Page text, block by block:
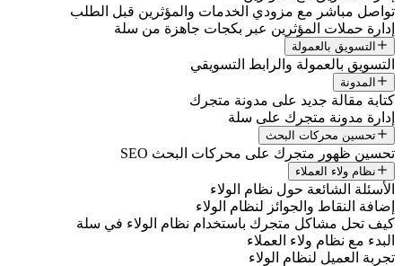
تواصل مباشر مع مزودي الخدمات والمؤثرين قبل الطلب
إدارة حملات المؤثرين عبر بكجات جاهزة من سلة
التسويق بالعمولة
التسويق بالعمولة والرابط التسويقي
المدونة
كتابة مقالة جديد على مدونة متجرك
إدارة مدونة متجرك على سلة
تحسين محركات البحث
تحسين ظهور متجرك على محركات البحث SEO
نظام ولاء العملاء
الأسئلة الشائعة حول نظام الولاء
إضافة النقاط والجوائز لنظام الولاء
كيف تحل مشاكل متجرك باستخدام نظام الولاء في سلة
البدء مع نظام ولاء العملاء
تجربة العميل لنظام الولاء